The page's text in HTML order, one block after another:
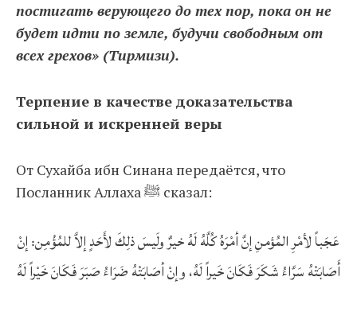
постигать верующего до тех пор, пока он не
будет идти по земле, будучи свободным от
всех грехов» (Тирмизи).
Терпение в качестве доказательства
сильной и искренней веры
От Сухайба ибн Синана передаётся, что
Посланник Аллаха ﷺ сказал:
عَجَباً لأمْرِ المُؤمنِ إنَّ أمْرَهُ كُلَّهُ لَهُ خيرٌ ولَيسَ ذلِكَ لأَحَدٍ إلاَّ للمُؤْمِن: إنْ
أَصَابَتْهُ سَرَّاءُ شَكَرَ فَكَانَ خَيراً لَهُ، وإنْ أصَابَتْهُ ضَرَاءُ صَبَرَ فَكَانَ خَيْراً لَهُ